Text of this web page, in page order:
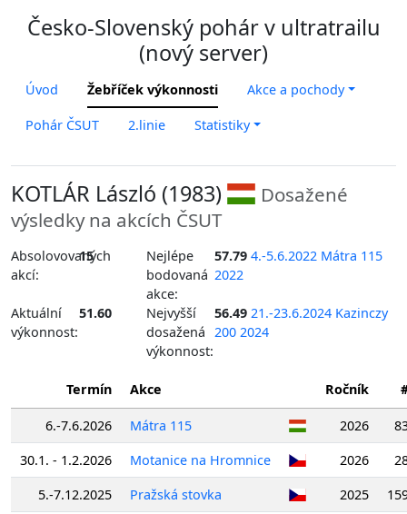
Česko-Slovenský pohár v ultratrailu
(nový server)
Úvod Žebříček výkonnosti Akce a pochody
Pohár ČSUT 2.linie Statistiky
KOTLÁR László (1983)
Dosažené
výsledky na akcích ČSUT
Absolovovaných
akcí:
15
Nejlépe
bodovaná
akce:
57.79 4.-5.6.2022 Mátra 115
2022
Aktuální
výkonnost:
51.60
Nejvyšší
dosažená
výkonnost:
56.49 21.-23.6.2024 Kazinczy
200 2024
Termín Akce Ročník
6.-7.6.2026 Mátra 115 2026
30.1. - 1.2.2026
Motanice na Hromnice 2026
5.-7.12.2025
Pražská stovka 2025